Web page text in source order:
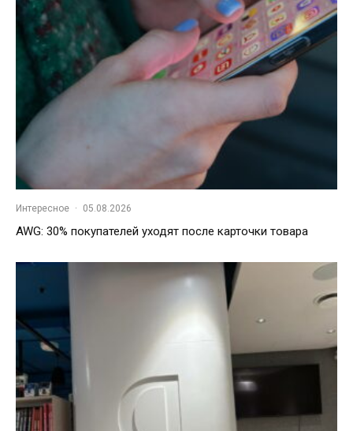
Интересное · 05.08.2026
AWG: 30% покупателей уходят после карточки товара